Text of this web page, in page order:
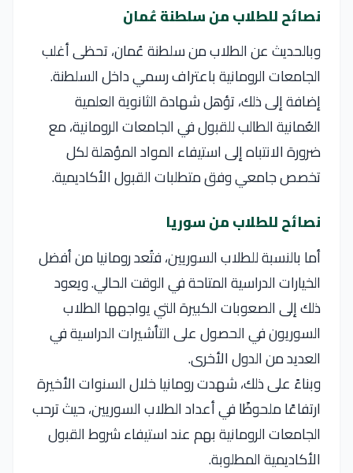
نصائح للطلاب من سلطنة عُمان
وبالحديث عن الطلاب من سلطنة عُمان، تحظى أغلب
الجامعات الرومانية باعتراف رسمي داخل السلطنة.
إضافة إلى ذلك، تؤهل شهادة الثانوية العلمية
العُمانية الطالب للقبول في الجامعات الرومانية، مع
ضرورة الانتباه إلى استيفاء المواد المؤهلة لكل
تخصص جامعي وفق متطلبات القبول الأكاديمية.
نصائح للطلاب من سوريا
أما بالنسبة للطلاب السوريين، فتُعد رومانيا من أفضل
الخيارات الدراسية المتاحة في الوقت الحالي. ويعود
ذلك إلى الصعوبات الكبيرة التي يواجهها الطلاب
السوريون في الحصول على التأشيرات الدراسية في
العديد من الدول الأخرى.
وبناءً على ذلك، شهدت رومانيا خلال السنوات الأخيرة
ارتفاعًا ملحوظًا في أعداد الطلاب السوريين، حيث ترحب
الجامعات الرومانية بهم عند استيفاء شروط القبول
الأكاديمية المطلوبة.